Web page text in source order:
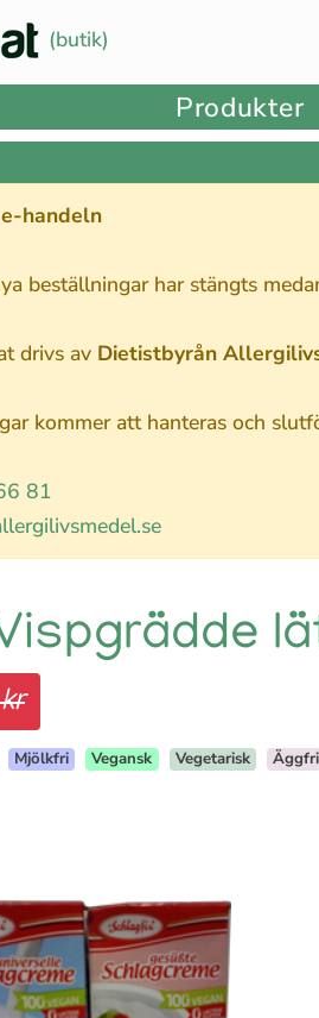
(butik)
Produkter
handeln
beställningar har stängts
drivs av Dietistbyrån
kommer att hanteras och
81
Mjölkfri Vegansk Vegetarisk Äggfri